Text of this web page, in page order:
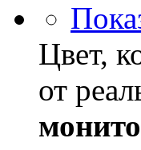
Цвет,
от